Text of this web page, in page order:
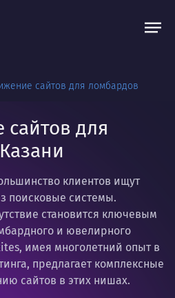
сайтов для ломбардов
для
клиентов ищут
поисковые системы.
становится ключевым
и ювелирного
имея многолетний опыт в
предлагает комплексные
сайтов в этих нишах.